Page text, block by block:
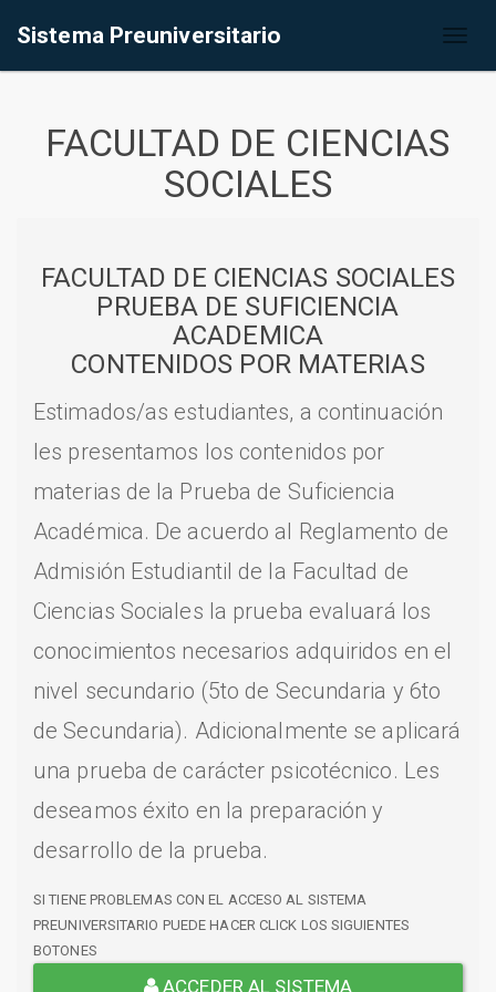
Sistema Preuniversitario
FACULTAD DE CIENCIAS
SOCIALES
FACULTAD DE CIENCIAS SOCIALES
PRUEBA DE SUFICIENCIA
ACADEMICA
CONTENIDOS POR MATERIAS
Estimados/as estudiantes, a continuación
les presentamos los contenidos por
materias de la Prueba de Suficiencia
Académica. De acuerdo al Reglamento de
Admisión Estudiantil de la Facultad de
Ciencias Sociales la prueba evaluará los
conocimientos necesarios adquiridos en el
nivel secundario (5to de Secundaria y 6to
de Secundaria). Adicionalmente se aplicará
una prueba de carácter psicotécnico. Les
deseamos éxito en la preparación y
desarrollo de la prueba.
SI TIENE PROBLEMAS CON EL ACCESO AL SISTEMA
PREUNIVERSITARIO PUEDE HACER CLICK LOS SIGUIENTES
BOTONES
ACCEDER AL SISTEMA